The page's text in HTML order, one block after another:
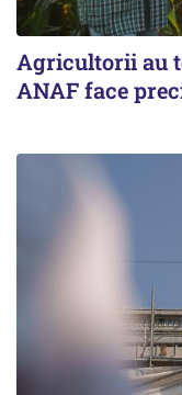
Agricultorii au
ANAF face